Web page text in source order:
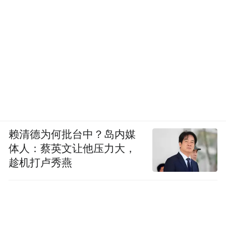
赖清德为何批台中？岛内媒
体人：蔡英文让他压力大，
趁机打卢秀燕